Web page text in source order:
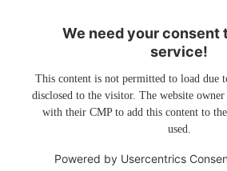
We need your consent
service!
This content is not permitted to load due
disclosed to the visitor. The website owner
with their CMP to add this content to
used.
Powered by Usercentrics